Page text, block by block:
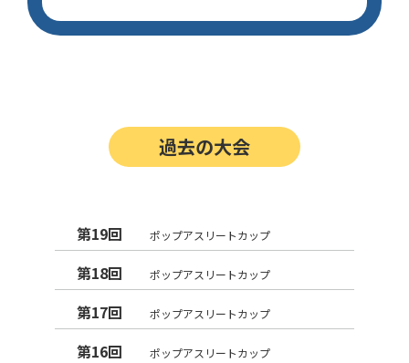
過去の大会
第19回 ポップアスリートカップ
第18回 ポップアスリートカップ
第17回 ポップアスリートカップ
第16回 ポップアスリートカップ